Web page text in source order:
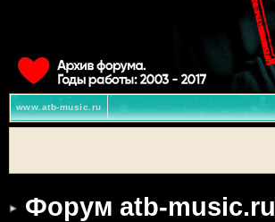
www.atb-music.ru
Форум atb-music.ru